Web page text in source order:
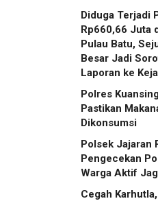
Diduga Terjadi
Rp660,66 Juta
Pulau Batu,
Besar Jadi
Laporan ke
Polres
Pastikan
Dikonsumsi
Polsek Jajaran
Pengecekan
Warga Aktif
Cegah